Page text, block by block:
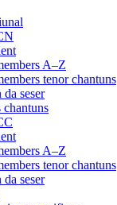
A–Z
tenor chantuns
seser
chantuns
A–Z
tenor chantuns
seser